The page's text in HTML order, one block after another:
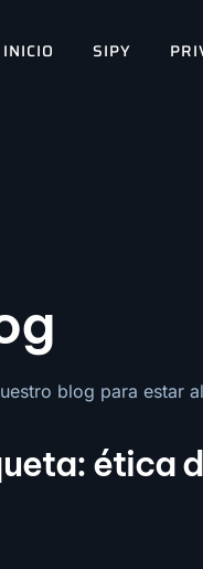
INICIO SIPY
blog para estar
ética